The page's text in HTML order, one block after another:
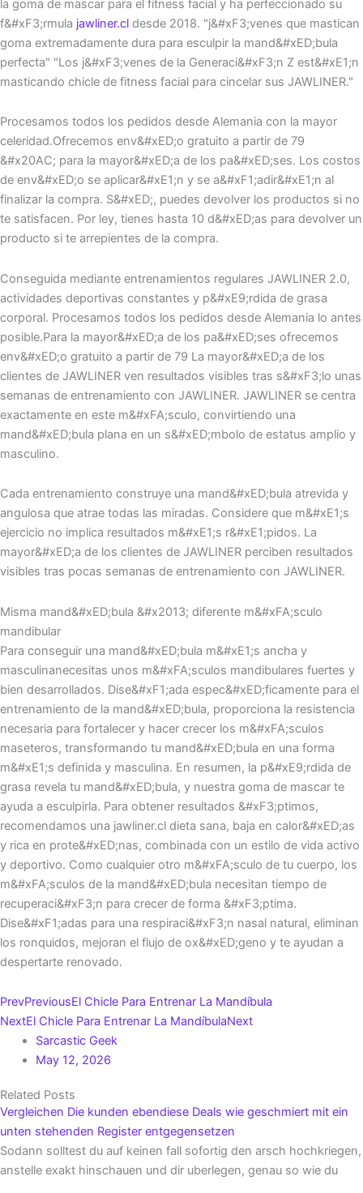
la goma de mascar para el fitness facial y ha perfeccionado su
f&#xF3;rmula jawliner.cl desde 2018. "j&#xF3;venes que mastican
goma extremadamente dura para esculpir la mand&#xED;bula
perfecta" "Los j&#xF3;venes de la Generaci&#xF3;n Z est&#xE1;n
masticando chicle de fitness facial para cincelar sus JAWLINER."
Procesamos todos los pedidos desde Alemania con la mayor
celeridad.Ofrecemos env&#xED;o gratuito a partir de 79
&#x20AC; para la mayor&#xED;a de los pa&#xED;ses. Los costos
de env&#xED;o se aplicar&#xE1;n y se a&#xF1;adir&#xE1;n al
finalizar la compra. S&#xED;, puedes devolver los productos si no
te satisfacen. Por ley, tienes hasta 10 d&#xED;as para devolver un
producto si te arrepientes de la compra.
Conseguida mediante entrenamientos regulares JAWLINER 2.0,
actividades deportivas constantes y p&#xE9;rdida de grasa
corporal. Procesamos todos los pedidos desde Alemania lo antes
posible.Para la mayor&#xED;a de los pa&#xED;ses ofrecemos
env&#xED;o gratuito a partir de 79 La mayor&#xED;a de los
clientes de JAWLINER ven resultados visibles tras s&#xF3;lo unas
semanas de entrenamiento con JAWLINER. JAWLINER se centra
exactamente en este m&#xFA;sculo, convirtiendo una
mand&#xED;bula plana en un s&#xED;mbolo de estatus amplio y
masculino.
Cada entrenamiento construye una mand&#xED;bula atrevida y
angulosa que atrae todas las miradas. Considere que m&#xE1;s
ejercicio no implica resultados m&#xE1;s r&#xE1;pidos. La
mayor&#xED;a de los clientes de JAWLINER perciben resultados
visibles tras pocas semanas de entrenamiento con JAWLINER.
Misma mand&#xED;bula &#x2013; diferente m&#xFA;sculo
mandibular
Para conseguir una mand&#xED;bula m&#xE1;s ancha y
masculinanecesitas unos m&#xFA;sculos mandibulares fuertes y
bien desarrollados. Dise&#xF1;ada espec&#xED;ficamente para el
entrenamiento de la mand&#xED;bula, proporciona la resistencia
necesaria para fortalecer y hacer crecer los m&#xFA;sculos
maseteros, transformando tu mand&#xED;bula en una forma
m&#xE1;s definida y masculina. En resumen, la p&#xE9;rdida de
grasa revela tu mand&#xED;bula, y nuestra goma de mascar te
ayuda a esculpirla. Para obtener resultados &#xF3;ptimos,
recomendamos una jawliner.cl dieta sana, baja en calor&#xED;as
y rica en prote&#xED;nas, combinada con un estilo de vida activo
y deportivo. Como cualquier otro m&#xFA;sculo de tu cuerpo, los
m&#xFA;sculos de la mand&#xED;bula necesitan tiempo de
recuperaci&#xF3;n para crecer de forma &#xF3;ptima.
Dise&#xF1;adas para una respiraci&#xF3;n nasal natural, eliminan
los ronquidos, mejoran el flujo de ox&#xED;geno y te ayudan a
despertarte renovado.
PrevPreviousEl Chicle Para Entrenar La Mandíbula
NextEl Chicle Para Entrenar La MandíbulaNext
Sarcastic Geek
May 12, 2026
Related Posts
Vergleichen Die kunden ebendiese Deals wie geschmiert mit ein
unten stehenden Register entgegensetzen
Sodann solltest du auf keinen fall sofortig den arsch hochkriegen,
anstelle exakt hinschauen und dir uberlegen, genau so wie du